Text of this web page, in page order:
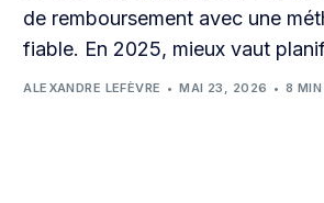
de remboursement avec une
fiable. En 2025, mieux vaut
ALEXANDRE LEFÈVRE MAI 23, 2026 8 MIN